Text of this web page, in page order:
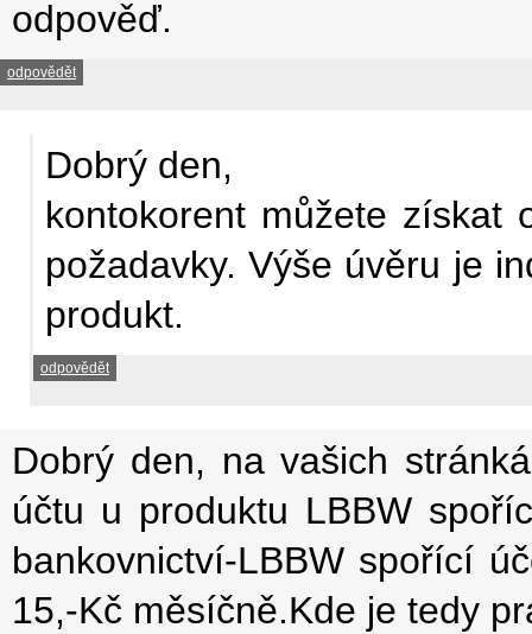
odpověď.
odpovědět
Dobrý den,
kontokorent můžete získat
požadavky. Výše úvěru je
produkt.
odpovědět
Dobrý den, na vašich
účtu u produktu LBBW
bankovnictví-LBBW spořící
15,-Kč měsíčně.Kde je tedy